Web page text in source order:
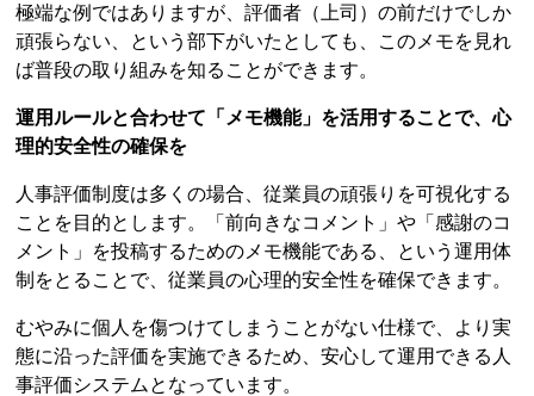
極端な例ではありますが、評価者（上司）の前だけでしか
頑張らない、という部下がいたとしても、このメモを見れ
ば普段の取り組みを知ることができます。
運用ルールと合わせて「メモ機能」を活用することで、心
理的安全性の確保を
人事評価制度は多くの場合、従業員の頑張りを可視化する
ことを目的とします。「前向きなコメント」や「感謝のコ
メント」を投稿するためのメモ機能である、という運用体
制をとることで、従業員の心理的安全性を確保できます。
むやみに個人を傷つけてしまうことがない仕様で、より実
態に沿った評価を実施できるため、安心して運用できる人
事評価システムとなっています。